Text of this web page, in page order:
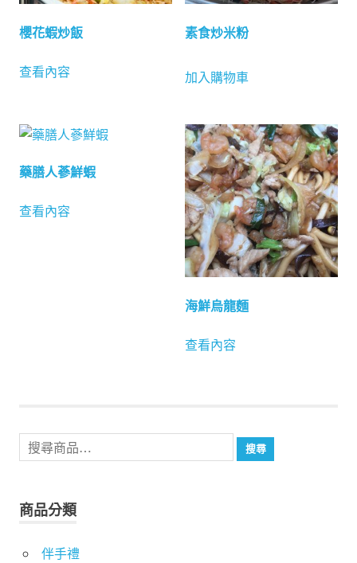
櫻花蝦炒飯
查看內容
素食炒米粉
加入購物車
藥膳人蔘鮮蝦
查看內容
海鮮烏龍麵
查看內容
搜
尋
鍵
字:
搜尋
商品分類
伴手禮